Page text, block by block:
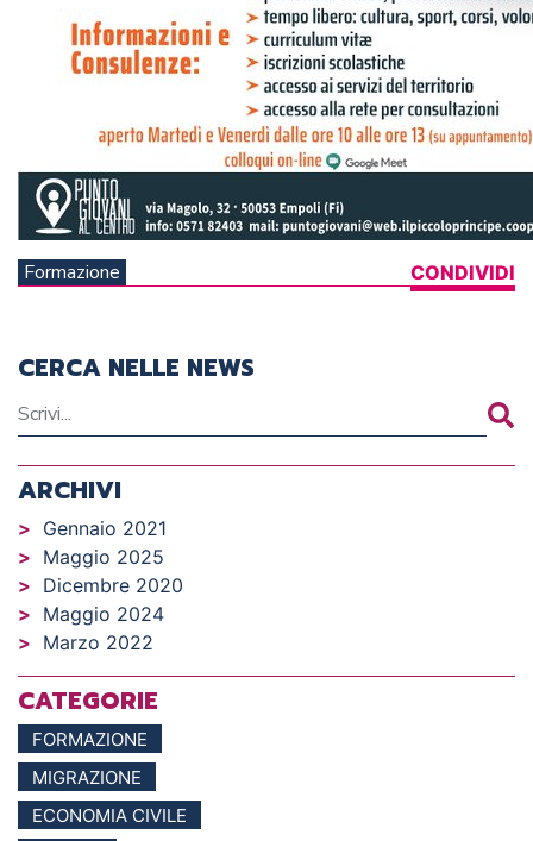
Formazione CONDIVIDI
CERCA NELLE NEWS
ARCHIVI
Gennaio 2021
Maggio 2025
Dicembre 2020
Maggio 2024
Marzo 2022
CATEGORIE
FORMAZIONE
MIGRAZIONE
ECONOMIA CIVILE